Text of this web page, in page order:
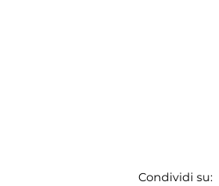
Condividi su: